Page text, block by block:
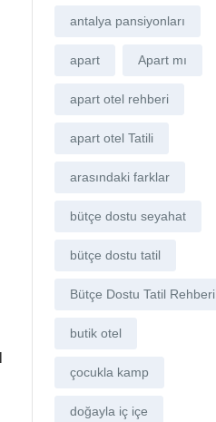
antalya pansiyonları
apart Apart mı
apart otel rehberi
apart otel Tatili
arasındaki farklar
bütçe dostu seyahat
bütçe dostu tatil
Bütçe Dostu Tatil Rehberi
butik otel
çocukla kamp
doğayla iç içe